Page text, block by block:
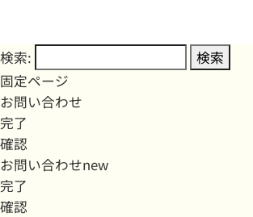
検索:
固定ページ
お問い合わせ
完了
確認
お問い合わせnew
完了
確認